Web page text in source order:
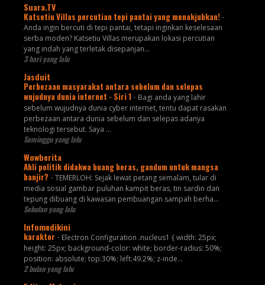
Suara.TV
Katsetiu Villas percutian tepi pantai yang menakjubkan! -
Anda ingin bercuti di tepi pantai, tetapi inginkan keselesaan
serba moden? Katsetiu Villas merupakan lokasi percutian
yang indah yang terletak disepanjan...
3 hari yang lalu
Jasduit
Perbezaan masyarakat antara sebelum dan selepas
wujudnya dunia internet - Siri 1 - Bagi anda yang lahir
sebelum wujudnya dunia cyber internet, tentu dapat rasakan
perbezaan antara dunia sebelum dan selepas adanya
teknologi tersebut. Saya ...
Seminggu yang lalu
Wowberita
Ahli politik didakwa buang beras, gandum untuk mangsa
banjir? - TEMERLOH: Sejak lewat petang semalam, tular di
media sosial gambar puluhan kampit beras, tin sardin dan
tepung dibuang di kawasan pembuangan sampah berha...
Sebulan yang lalu
Infomedikini
karaktor - Electron Configuration .nucleus1 { width: 25px;
height: 25px; background-color: white; border-radius: 50%;
position: absolute; top:30%; left:49.2%; z-inde...
2 bulan yang lalu